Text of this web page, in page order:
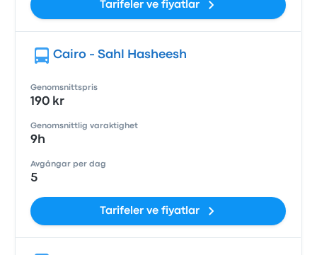
Tarifeler ve fiyatlar
Cairo - Sahl Hasheesh
Genomsnittspris
190 kr
Genomsnittlig varaktighet
9h
Avgångar per dag
5
Tarifeler ve fiyatlar